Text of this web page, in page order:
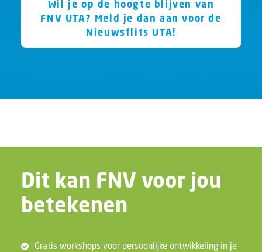
Wil je op de hoogte blijven van
FNV UTA? Meld je dan aan voor de
Nieuwsflits UTA!
Dit kan FNV voor jou
betekenen
Gratis workshops voor persoonlijke ontwikkeling in je